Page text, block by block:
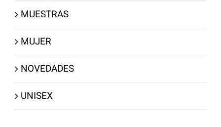
MUESTRAS
MUJER
NOVEDADES
UNISEX